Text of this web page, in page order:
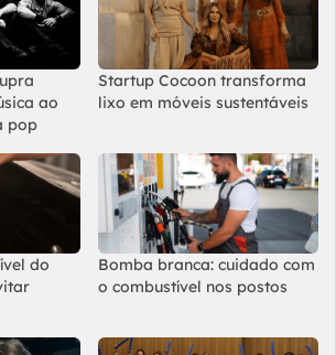
ao
pop
Startup Cocoon transforma
lixo em móveis sustentáveis
do
Bomba branca: cuidado com
o combustível nos postos